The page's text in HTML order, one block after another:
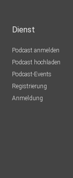
Dienst
Podcast anmelden
Podcast hochladen
Podcast-Events
Registrierung
Anmeldung